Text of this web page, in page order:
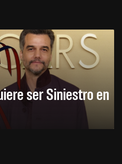
ser Siniestro en